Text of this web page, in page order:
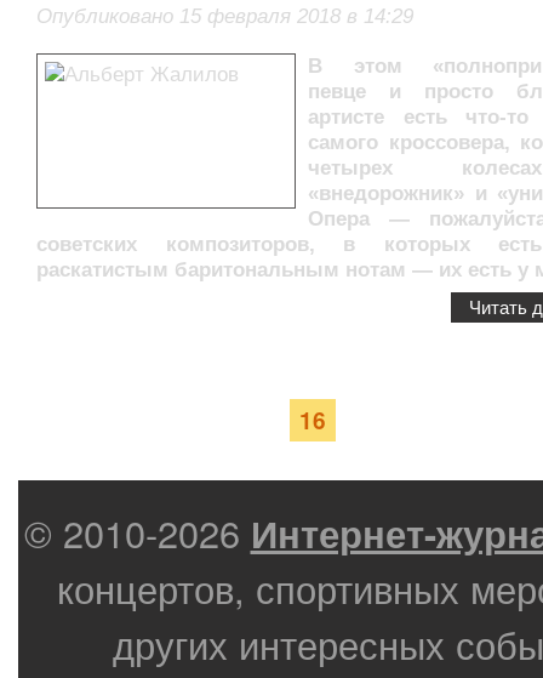
Опубликовано 15 февраля 2018 в 14:29
В этом
певце и просто
артисте есть что-
самого кроссовера,
четырех
«внедорожник» и
Опера —
советских композиторов, в которых
раскатистым баритональным нотам — их есть у
Читать
16
© 2010-2026 Интернет-
концертов, спортивных
других интересных